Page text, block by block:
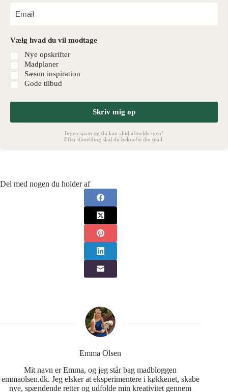
Vælg hvad du vil modtage
Nye opskrifter
Madplaner
Sæson inspiration
Gode tilbud
Skriv mig op
Ingen spam og du kan altid afmelde igen!
Efter tilmelding skal du bekræfte din mail.
Del med nogen du holder af
Emma Olsen
Mit navn er Emma, og jeg står bag madbloggen
emmaolsen.dk. Jeg elsker at eksperimentere i køkkenet, skabe
nye, spændende retter og udfolde min kreativitet gennem